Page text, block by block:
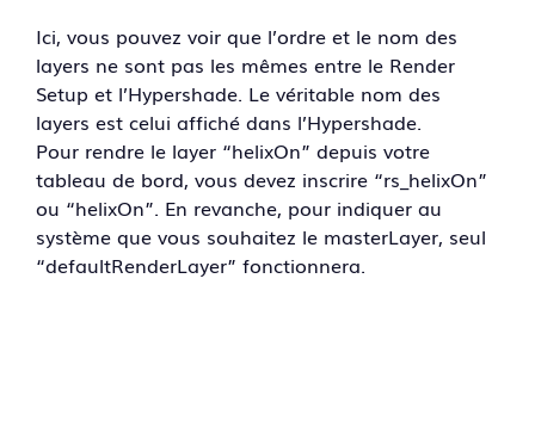
Ici, vous pouvez voir que l’ordre et le nom des
layers ne sont pas les mêmes entre le Render
Setup et l’Hypershade. Le véritable nom des
layers est celui affiché dans l’Hypershade.
Pour rendre le layer “helixOn” depuis votre
tableau de bord, vous devez inscrire “rs_helixOn”
ou “helixOn”. En revanche, pour indiquer au
système que vous souhaitez le masterLayer, seul
“defaultRenderLayer” fonctionnera.